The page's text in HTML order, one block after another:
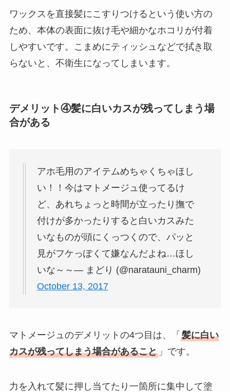
ワックスを直接髪にこすりつけるという使い方の
ため、本体の表面に抜け毛や細かなホコリが付着
しやすいです。こまめにティッシュなどで拭き取
らないと、不衛生になってしまいます。
デメリット④髪に白いカスが残ってしまう場
合がある
アホ毛用のアイテムめちゃくちゃほし
い！！今はマトメージュ使ってるけ
ど、あれちょっと時間が立ったり撫で
付けが多かったりすると白いカスみた
いなものが頭にくっつくので、パッと
見がフケっぽくて嫌なんだよね…ほし
いな～～— まどり (@naratauni_charm)
October 13, 2017
マトメージュのデメリットの4つ目は、「 髪に白い
カスが残ってしまう場合があること」です。
力を入れて髪に押し当てたり一箇所に集中して塗